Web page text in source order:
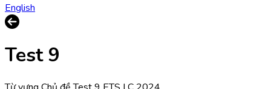
English
Test 9